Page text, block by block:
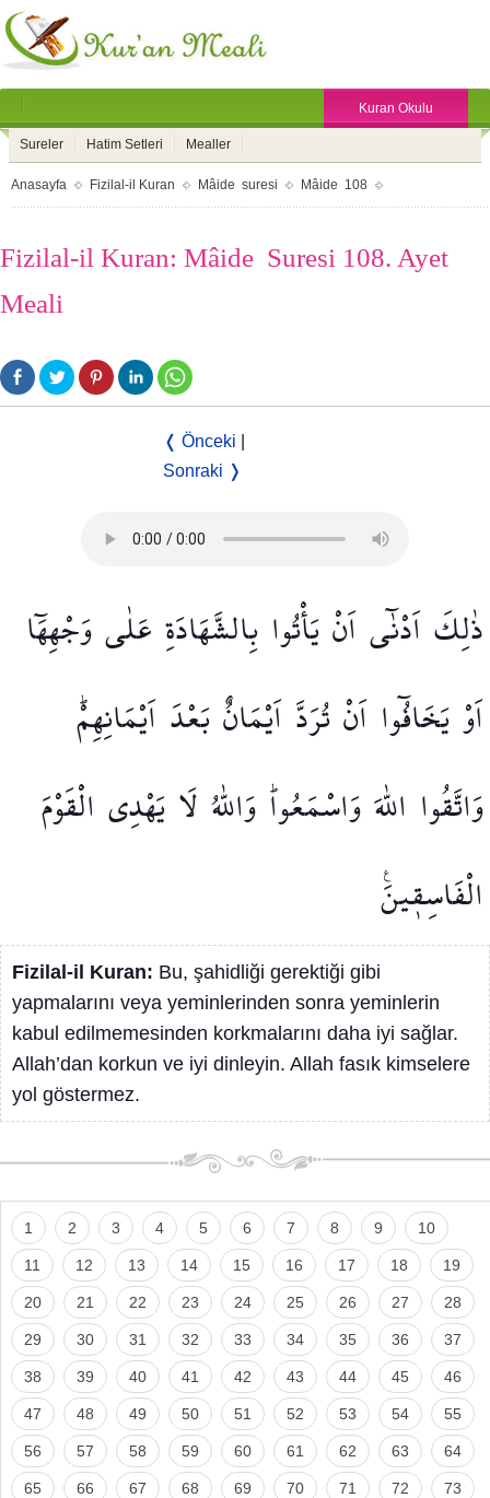
Kuran Okulu
Sureler Hatim Setleri Mealler
Anasayfa Fizilal-il Kuran Mâide suresi Mâide 108
Fizilal-il Kuran: Mâide Suresi 108. Ayet
Meali
❬ Önceki
Sonraki ❭
ذٰلِكَاَدْنٰٓىاَنْيَأْتُوا بِالشَّهَادَةِ عَلٰىوَجْهِهَٓا
اَوْيَخَافُٓوا اَنْتُرَدَّ اَيْمَانٌبَعْدَ اَيْمَانِهِمْۜ
وَاتَّقُوا اللّٰهَوَاسْمَعُواۜ وَاللّٰهُ لَا يَهْدِي الْقَوْمَ
الْفَاسِق۪ينَ۟
Fizilal-il Kuran: Bu, şahidliği gerektiği gibi
yapmalarını veya yeminlerinden sonra yeminlerin
kabul edilmemesinden korkmalarını daha iyi sağlar.
Allah’dan korkun ve iyi dinleyin. Allah fasık kimselere
yol göstermez.
1 2 3 4 5 6 7 8 9 10
11 12 13 14 15 16 17 18 19
20 21 22 23 24 25 26 27 28
29 30 31 32 33 34 35 36 37
38 39 40 41 42 43 44 45 46
47 48 49 50 51 52 53 54 55
56 57 58 59 60 61 62 63 64
65 66 67 68 69 70 71 72 73